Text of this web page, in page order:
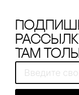
Там